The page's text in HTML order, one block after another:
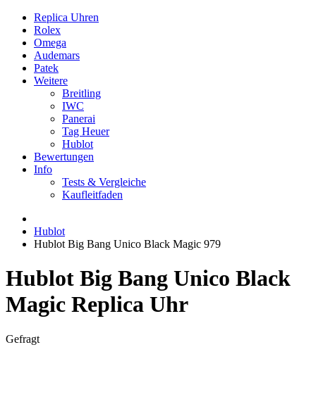
Replica Uhren
Rolex
Omega
Audemars
Patek
Weitere
Breitling
IWC
Panerai
Tag Heuer
Hublot
Bewertungen
Info
Tests & Vergleiche
Kaufleitfaden
Hublot
Hublot Big Bang Unico Black Magic 979
Hublot Big Bang Unico Black
Magic Replica Uhr
Gefragt